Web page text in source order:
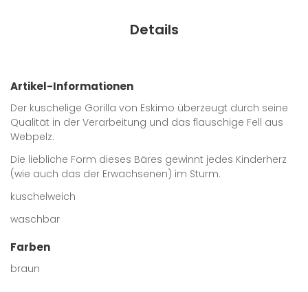
Details
Artikel-Informationen
Der kuschelige Gorilla von Eskimo überzeugt durch seine
Qualität in der Verarbeitung und das flauschige Fell aus
Webpelz.
Die liebliche Form dieses Bäres gewinnt jedes Kinderherz
(wie auch das der Erwachsenen) im Sturm.
kuschelweich
waschbar
Farben
braun